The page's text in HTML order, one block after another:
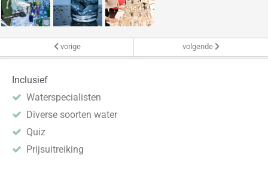
vorige volgende
Inclusief
Waterspecialisten
Diverse soorten water
Quiz
Prijsuitreiking